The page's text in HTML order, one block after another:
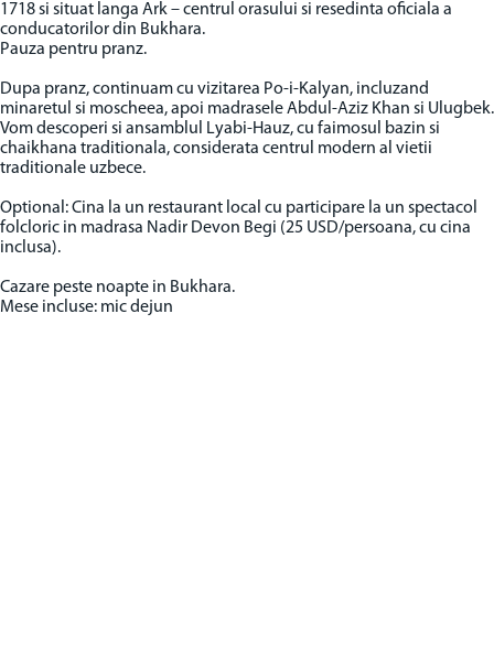
1718 si situat langa Ark – centrul orasului si resedinta oficiala a
conducatorilor din Bukhara.
Pauza pentru pranz.
Dupa pranz, continuam cu vizitarea Po-i-Kalyan, incluzand
minaretul si moscheea, apoi madrasele Abdul-Aziz Khan si Ulugbek.
Vom descoperi si ansamblul Lyabi-Hauz, cu faimosul bazin si
chaikhana traditionala, considerata centrul modern al vietii
traditionale uzbece.
Optional: Cina la un restaurant local cu participare la un spectacol
folcloric in madrasa Nadir Devon Begi (25 USD/persoana, cu cina
inclusa).
Cazare peste noapte in Bukhara.
Mese incluse: mic dejun